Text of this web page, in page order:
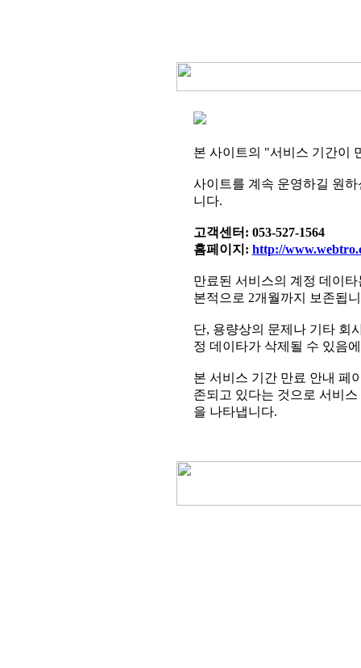
본 사이트의 "서비스 기간이
사이트를 계속 운영하길 원
니다.
고객센터: 053-527-1564
홈페이지: http://
만료된 서비스의 계정 데이
본적으로 2개월까지 보존됩
단, 용량상의 문제나 기타 회
정 데이타가 삭제될 수 있음
본 서비스 기간 만료 안내 페
존되고 있다는 것으로 서비
을 나타냅니다.